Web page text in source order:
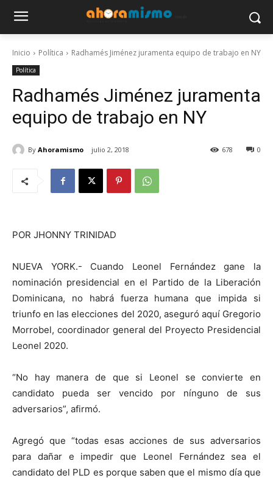
Inicio Política Radhamés Jiménez juramenta equipo de trabajo en NY
Política
Radhamés Jiménez juramenta
equipo de trabajo en NY
By Ahoramismo julio 2, 2018 0
678
POR JHONNY TRINIDAD
NUEVA YORK.- Cuando Leonel Fernández gane la
nominación presidencial en el Partido de la Liberación
Dominicana, no habrá fuerza humana que impida si
triunfo en las elecciones del 2020, aseguró aquí Gregorio
Morrobel, coordinador general del Proyecto Presidencial
Leonel 2020.
“No hay manera de que si Leonel se convierte en
candidato pueda ser vencido por nínguno de sus
adversarios”, afirmó.
Agregó que “todas esas acciones de sus adversarios
para dañar e impedir que Leonel Fernández sea el
candidato del PLD es porque saben que el mismo día que